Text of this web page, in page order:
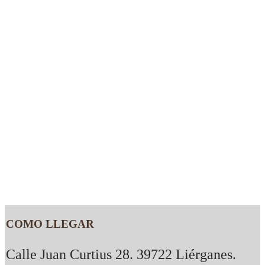
COMO LLEGAR
Calle Juan Curtius 28. 39722 Liérganes.